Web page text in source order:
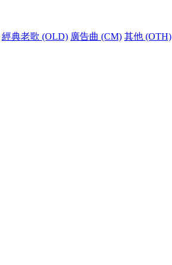
經典老歌 (OLD) 廣告曲 (CM) 其他 (OTH)